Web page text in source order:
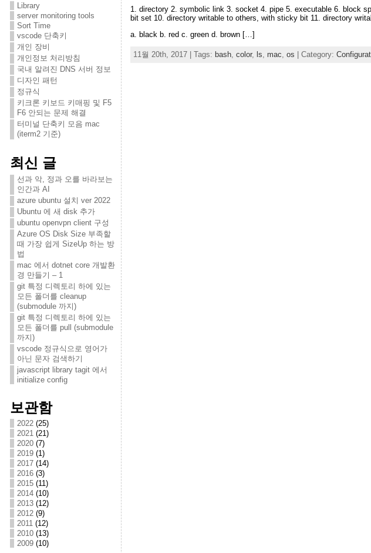
Library
server monitoring tools
Sort Time
vscode 단축키
개인 장비
개인정보 처리방침
국내 알려진 DNS 서버 정보
디자인 패턴
정규식
키크론 키보드 키매핑 및 F5
F6 안되는 문제 해결
터미널 단축키 모음 mac
(iterm2 기준)
최신 글
선과 악, 정과 오를 바라보는
인간과 AI
azure ubuntu 설치 ver 2022
Ubuntu 에 새 disk 추가
ubuntu openvpn client 구성
Azure OS Disk Size 부족할
때 가장 쉽게 SizeUp 하는 방
법
mac 에서 dotnet core 개발환
경 만들기 – 1
git 특정 디렉토리 하에 있는
모든 폴더를 cleanup
(submodule 까지)
git 특정 디렉토리 하에 있는
모든 폴더를 pull (submodule
까지)
vscode 정규식으로 영어가
아닌 문자 검색하기
javascript library tagit 에서
initialize config
보관함
2022(25)
2021(21)
2020(7)
2019(1)
2017(14)
2016(3)
2015(11)
2014(10)
2013(12)
2012(9)
2011(12)
2010(13)
2009(10)
1. directory 2. symbolic link 3. socket 4. pipe 5. executable 6. block
bit set 10. directory writable to others, with sticky bit 11. directory
a. black b. red c. green d. brown […]
11월 20th, 2017 | Tags: bash, color, ls mac os | Category: